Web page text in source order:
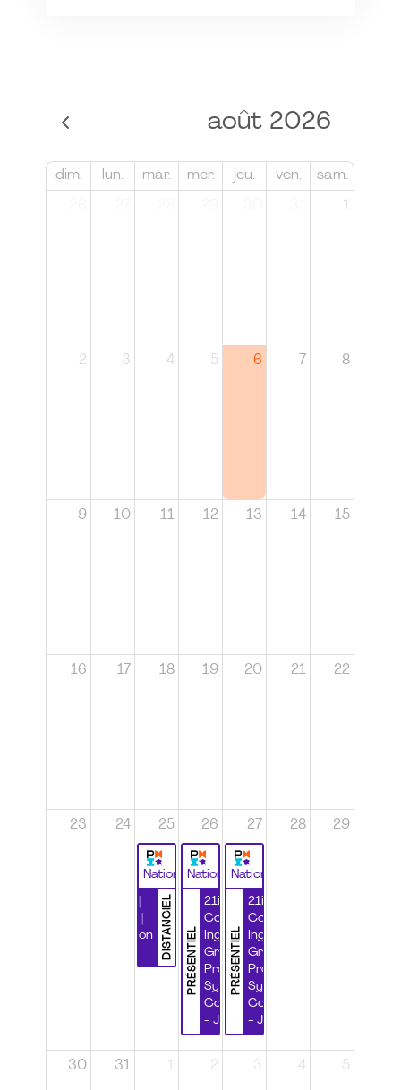
août 2026
dim. lun. mar. mer. jeu. ven. sam.
1
2 3 4 5 6 7 8
9 10 11 12 13 14 15
16 17 18 19 20 21 22
23 24 25
National
DISTANCIEL
Certification
26
National
PRÉSENTIEL
21ième
Congrès
Ingénierie
Grands
Projets et
Systèmes
Complexes
- Jour 1
27
National
PRÉSENTIEL
21ième
Congrès
Ingénierie
Grands
Projets et
Systèmes
Complexes
- Jour 2
28 29
30 31 1 2 3 4 5